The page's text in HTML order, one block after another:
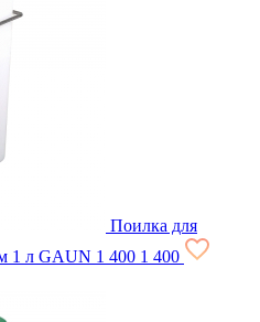
Поилка для
1 л GAUN 1 400 1 400